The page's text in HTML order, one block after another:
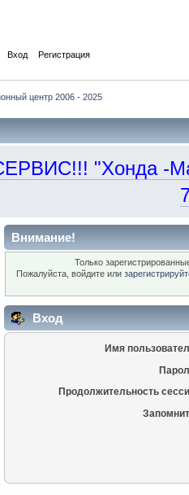
Вход Регистрация
центр 2006 - 2025
"Хонда -
Внимание!
Только
Пожалуйста, войдите или
Вход
Имя
Продолжительность